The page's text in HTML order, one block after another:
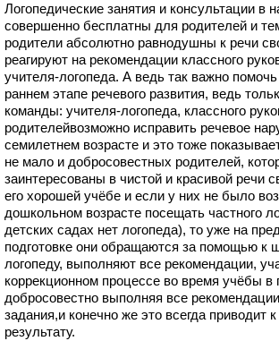
Логопедические занятия и консультации в
совершенно бесплатны для родителей и
родители абсолютно равнодушны к речи
реагируют на рекомендации классного
учителя-логопеда. А ведь так важно
раннем этапе речевого развития, ведь
команды: учителя-логопеда, классного
родителейвозможно исправить речевое
семилетнем возрасте и это тоже
не мало и добросовестных родителей,
заинтересованы в чистой и красивой речи
его хорошей учёбе и если у них не было
дошкольном возрасте посещать частного
детских садах нет логопеда), то уже на
подготовке они обращаются за помощью к
логопеду, выполняют все рекомендации,
коррекционном процессе во время учёбы в
добросовестно выполняя все
задания,и конечно же это всегда приводит
результату.